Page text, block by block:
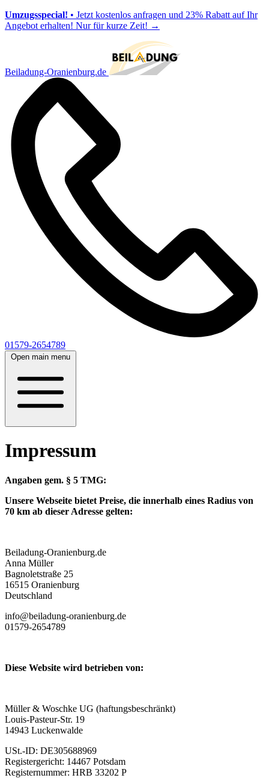
Umzugsspecial! • Jetzt kostenlos anfragen und 23% Rabatt auf Ihr
Angebot erhalten! Nur für kurze Zeit! →
Beiladung-Oranienburg.de
01579-2654789
Open main menu
Impressum
Angaben gem. § 5 TMG:
Unsere Webseite bietet Preise, die innerhalb eines Radius von
70 km ab dieser Adresse gelten:
Beiladung-Oranienburg.de
Anna Müller
Bagnoletstraße 25
16515 Oranienburg
Deutschland
info@beiladung-oranienburg.de
01579-2654789
Diese Website wird betrieben von:
Müller & Woschke UG (haftungsbeschränkt)
Louis-Pasteur-Str. 19
14943 Luckenwalde
USt.-ID: DE305688969
Registergericht: 14467 Potsdam
Registernummer: HRB 33202 P